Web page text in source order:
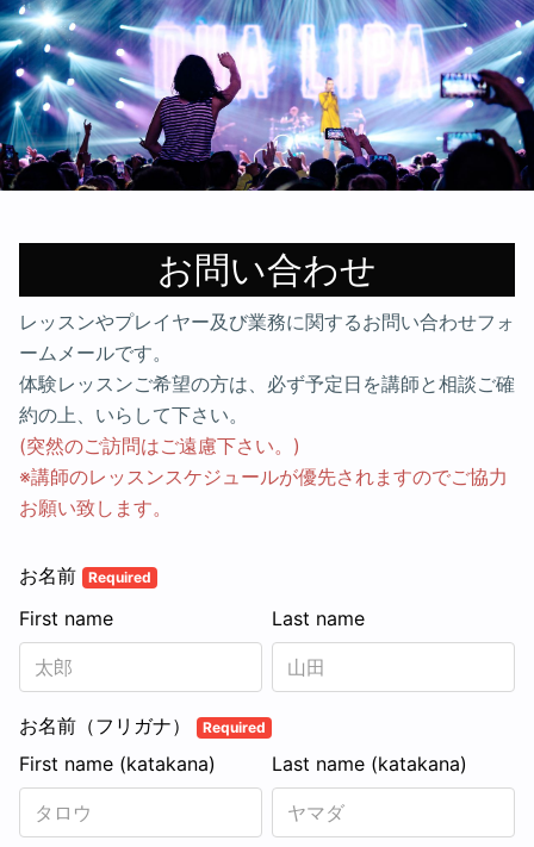
お問い合わせ
レッスンやプレイヤー及び業務に関するお問い合わせフォ
ームメールです。
体験レッスンご希望の方は、必ず予定日を講師と相談ご確
約の上、いらして下さい。
(突然のご訪問はご遠慮下さい。)
※講師のレッスンスケジュールが優先されますのでご協力
お願い致します。
お名前 Required
Last name
First name
お名前（フリガナ） Required
Last name (katakana)
First name (katakana)